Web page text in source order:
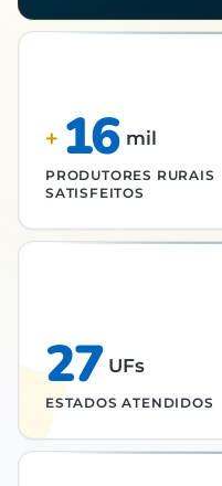
+ 16 mil
PRODUTORES RURAIS
SATISFEITOS
27 UFs
ESTADOS ATENDIDOS